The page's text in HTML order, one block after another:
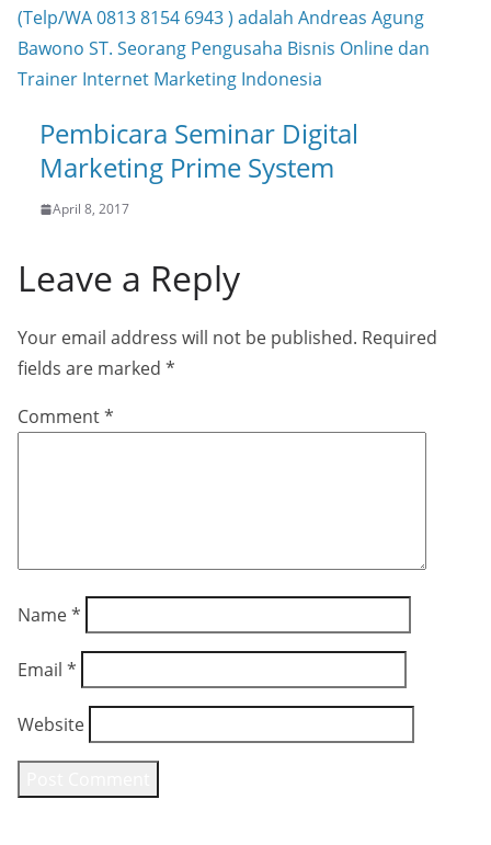
Pembicara Seminar Digital
Marketing Prime System
April 8, 2017
Leave a Reply
Your email address will not be published. Required
fields are marked *
Comment*
Name*
Email *
Website